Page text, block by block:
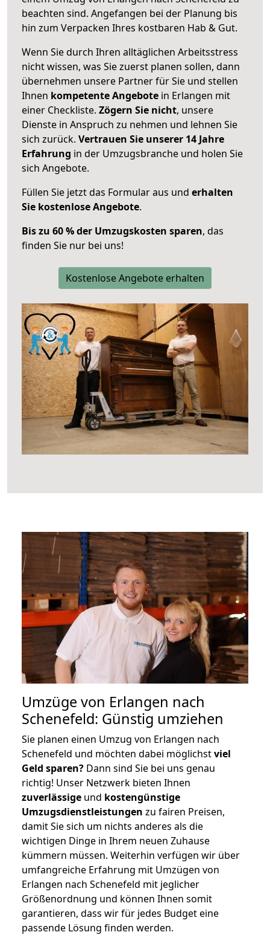
beachten sind. Angefangen bei der Planung bis
hin zum Verpacken Ihres kostbaren Hab & Gut.
Wenn Sie durch Ihren alltäglichen Arbeitsstress
nicht wissen, was Sie zuerst planen sollen, dann
übernehmen unsere Partner für Sie und stellen
Ihnen kompetente Angebote in Erlangen mit
einer Checkliste. Zögern Sie nicht, unsere
Dienste in Anspruch zu nehmen und lehnen Sie
sich zurück. Vertrauen Sie unserer 14 Jahre
Erfahrung in der Umzugsbranche und holen Sie
sich Angebote.
Füllen Sie jetzt das Formular aus und erhalten
Sie kostenlose Angebote.
Bis zu 60 % der Umzugskosten sparen, das
finden Sie nur bei uns!
Kostenlose Angebote erhalten
Umzüge von Erlangen nach
Schenefeld: Günstig umziehen
Sie planen einen Umzug von Erlangen nach
Schenefeld und möchten dabei möglichstviel
Geld sparen? Dann sind Sie bei uns genau
richtig! Unser Netzwerk bieten Ihnen
zuverlässige und kostengünstige
Umzugsdienstleistungen zu fairen Preisen,
damit Sie sich um nichts anderes als die
wichtigen Dinge in Ihrem neuen Zuhause
kümmern müssen. Weiterhin verfügen wir über
umfangreiche Erfahrung mit Umzügen von
Erlangen nach Schenefeld mit jeglicher
Größenordnung und können Ihnen somit
garantieren, dass wir für jedes Budget eine
passende Lösung finden werden.